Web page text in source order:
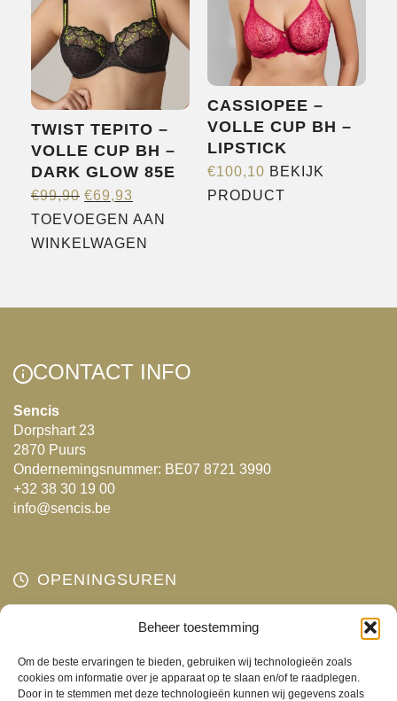
Beheer toestemming
Om de beste ervaringen te bieden, gebruiken wij technologieën zoals
cookies om informatie over je apparaat op te slaan en/of te raadplegen.
Door in te stemmen met deze technologieën kunnen wij gegevens zoals
kan
gekozen
worden
op
de
productpagina
TWIST TEPITO –
VOLLE CUP BH –
DARK GLOW 85E
€99,90 OORSPRONKELIJKE
PRIJS
€99,90.
€69,93
PRIJS
€69,93.
TOEVOEGEN AAN
WINKELWAGEN
CASSIOPEE –
VOLLE CUP BH –
LIPSTICK
€100,10 BEKIJK
PRODUCT
Deze
CONTACT INFO
Sencis
Dorpshart 23
2870 Puurs
Ondernemingsnummer: BE07 8721 3990
+32 38 30 19 00
info@sencis.be
OPENINGSUREN
Gesloten
Woensdag
10:00 - 18:00